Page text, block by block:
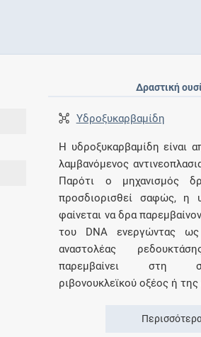
Δραστική
Υδροξυκαρβαμίδη
Η υδροξυκαρβαμίδη είναι
λαμβανόμενος
Παρότι ο μηχανισμός
προσδιορισθεί σαφώς, η
φαίνεται να δρα
του DNA ενεργώντας ως
αναστολέας
παρεμβαίνει στη
ριβονουκλεϊκού οξέος ή